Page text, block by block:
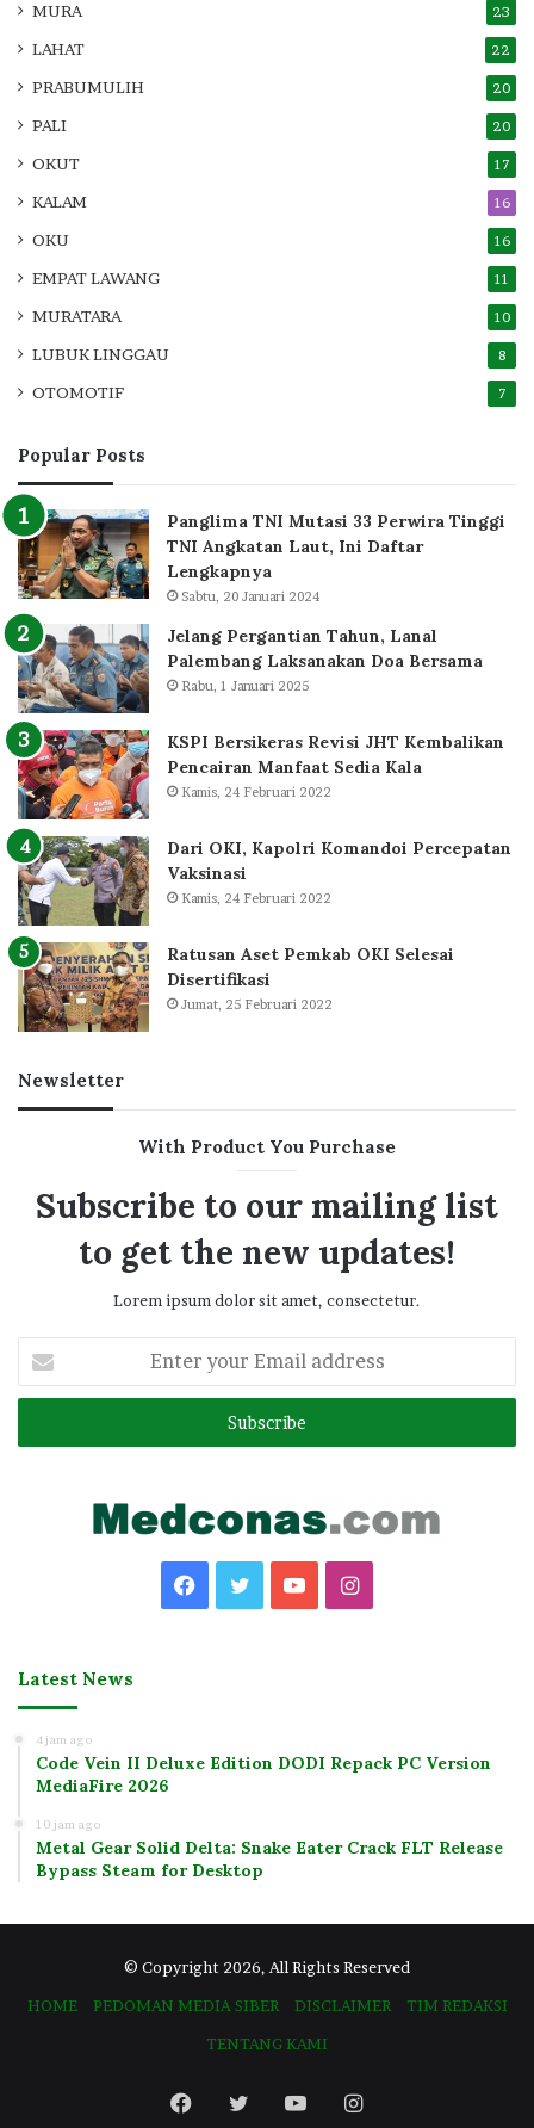
MURA 23
LAHAT 22
PRABUMULIH 20
PALI 20
OKUT 17
KALAM 16
OKU 16
EMPAT LAWANG 11
MURATARA 10
LUBUK LINGGAU 8
OTOMOTIF 7
Popular Posts
Panglima TNI Mutasi 33 Perwira Tinggi
TNI Angkatan Laut, Ini Daftar
Lengkapnya
Sabtu, 20 Januari 2024
Jelang Pergantian Tahun, Lanal
Palembang Laksanakan Doa Bersama
Rabu, 1 Januari 2025
KSPI Bersikeras Revisi JHT Kembalikan
Pencairan Manfaat Sedia Kala
Kamis, 24 Februari 2022
Dari OKI, Kapolri Komandoi Percepatan
Vaksinasi
Kamis, 24 Februari 2022
Ratusan Aset Pemkab OKI Selesai
Disertifikasi
Jumat, 25 Februari 2022
Newsletter
With Product You Purchase
Subscribe to our mailing list
to get the new updates!
Lorem ipsum dolor sit amet, consectetur.
your
Email
Facebook
TwitterYouTubeInstagram
Latest News
4 jam ago
Code Vein II Deluxe Edition DODI Repack PC Version
MediaFire 2026
10 jam ago
Metal Gear Solid Delta: Snake Eater Crack FLT Release
Bypass Steam for Desktop
© Copyright 2026, All Rights Reserved
HOME
PEDOMAN MEDIA SIBER DISCLAIMER
TIM REDAKSI
TENTANG KAMI
Facebook
TwitterYouTubeInstagram